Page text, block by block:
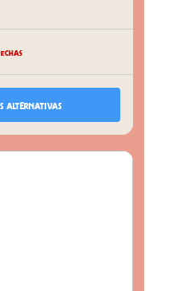
alternativas